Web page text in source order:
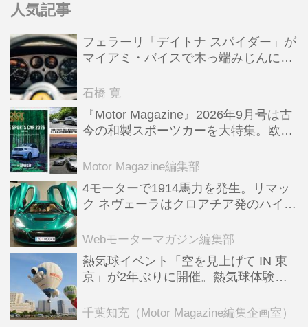
人気記事
フェラーリ「デイトナ スパイダー」が
マイアミ・バイスで木っ端みじんにな
石橋 寛
『Motor Magazine』2026年9月号は古
今の和製スポーツカーを大特集。欧州
Motor Magazine編集部
4モーターで1914馬力を発生。リマッ
ク ネヴェーラはクロアチア発のハイパ
全版／115】
Webモーターマガジン編集部
熱気球イベント「空を見上げて IN 東
京」が2年ぶりに開催。熱気球体験搭
ンテンツも
千葉知充（Motor Magazine編集企画室）